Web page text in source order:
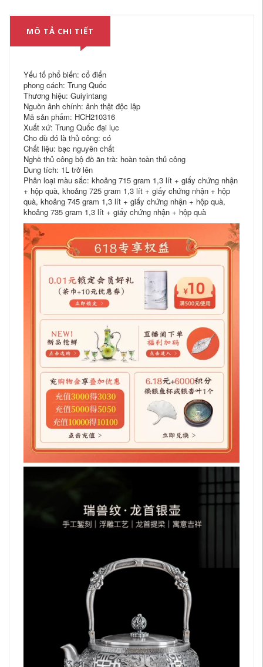
MÔ TẢ CHI TIẾT
Yếu tố phổ biến: cổ điển
phong cách: Trung Quốc
Thương hiệu: Guiyintang
Nguồn ảnh chính: ảnh thật độc lập
Mã sản phẩm: HCH210316
Xuất xứ: Trung Quốc đại lục
Cho dù đó là thủ công: có
Chất liệu: bạc nguyên chất
Nghề thủ công bộ đồ ăn trà: hoàn toàn thủ công
Dung tích: 1L trở lên
Phân loại màu sắc: khoảng 715 gram 1,3 lít + giấy chứng nhận
+ hộp quà, khoảng 725 gram 1,3 lít + giấy chứng nhận + hộp
quà, khoảng 745 gram 1,3 lít + giấy chứng nhận + hộp quà,
khoảng 735 gram 1,3 lít + giấy chứng nhận + hộp quà